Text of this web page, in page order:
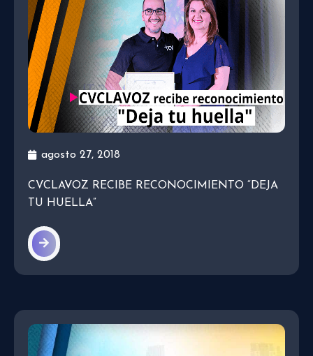
agosto 27, 2018
CVCLAVOZ RECIBE RECONOCIMIENTO “DEJA
TU HUELLA”